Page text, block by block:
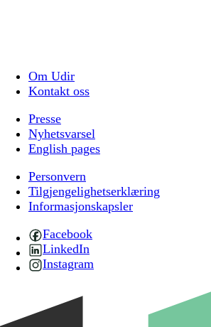
Om Udir
Kontakt oss
Presse
Nyhetsvarsel
English pages
Personvern
Tilgjengelighetserklæring
Informasjonskapsler
Facebook
LinkedIn
Instagram